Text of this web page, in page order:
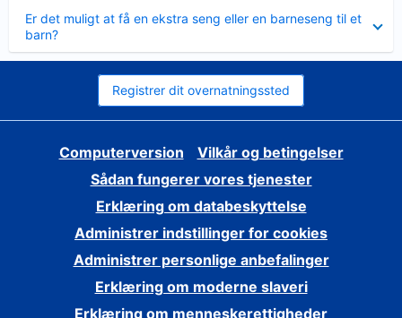
Er det muligt at få en ekstra seng eller en barneseng til et
barn?
Registrer dit overnatningssted
Computerversion
Vilkår og betingelser
Sådan fungerer vores tjenester
Erklæring om databeskyttelse
Administrer indstillinger for cookies
Administrer personlige anbefalinger
Erklæring om moderne slaveri
Erklæring om menneskerettigheder